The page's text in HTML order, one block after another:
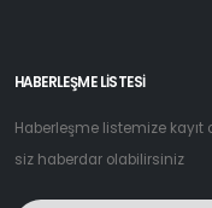
HABERLEŞME LİSTESİ
Haberleşme listemize
siz haberdar olabilirsiniz